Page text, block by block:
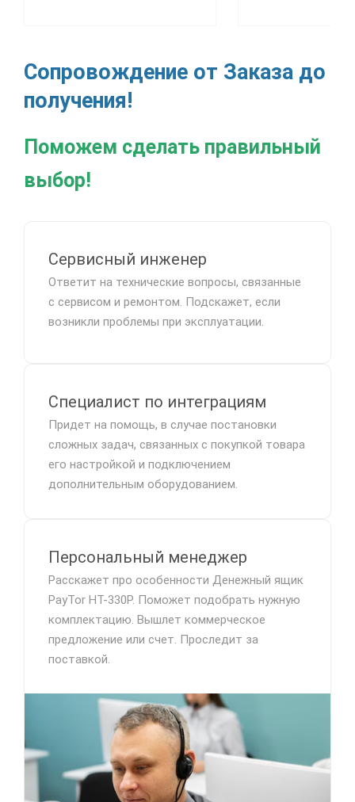
Сопровождение от Заказа до
получения!
Поможем сделать правильный
выбор!
Сервисный инженер
Ответит на технические вопросы, связанные
с сервисом и ремонтом. Подскажет, если
возникли проблемы при эксплуатации.
Специалист по интеграциям
Придет на помощь, в случае постановки
сложных задач, связанных с покупкой товара
его настройкой и подключением
дополнительным оборудованием.
Персональный менеджер
Расскажет про особенности Денежный ящик
PayTor HT-330P. Поможет подобрать нужную
комплектацию. Вышлет коммерческое
предложение или счет. Проследит за
поставкой.